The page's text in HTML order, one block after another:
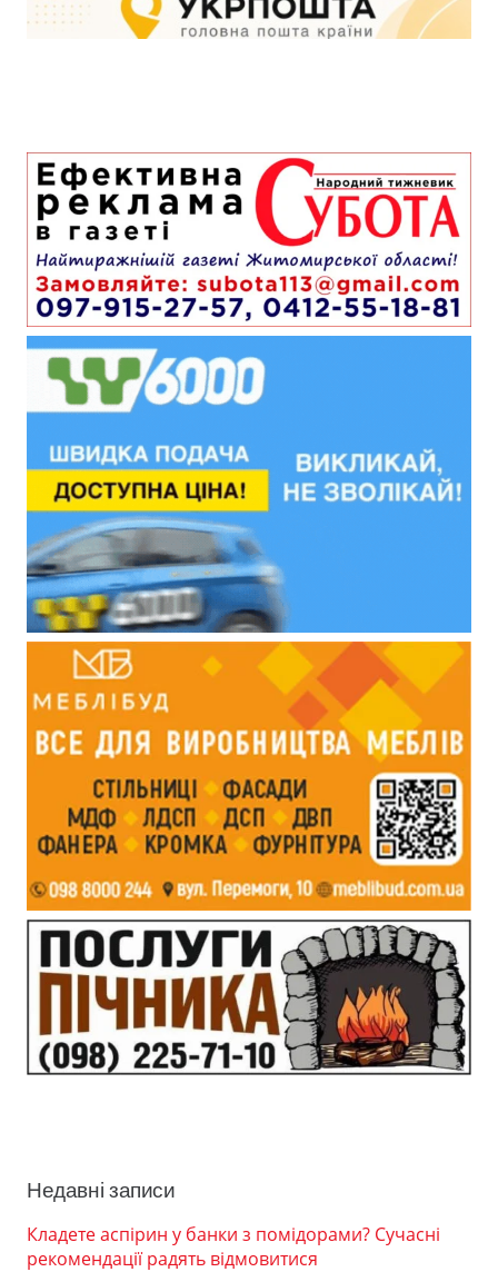
Недавні записи
Кладете аспірин у банки з помідорами? Сучасні
рекомендації радять відмовитися